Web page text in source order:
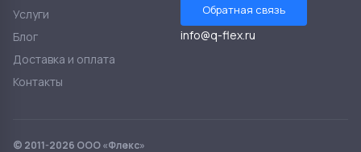
Услуги
Блог
Доставка и оплата
Контакты
Обратная связь
info@q-flex.ru
© 2011-2026 ООО «Флекс»